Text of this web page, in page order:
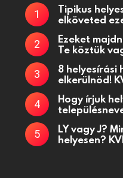
Tipikus
elköveted
Ezeket
Te köztük
8 helyesírási
elkerülnöd!
Hogy írjuk
LY vagy J?
helyesen?